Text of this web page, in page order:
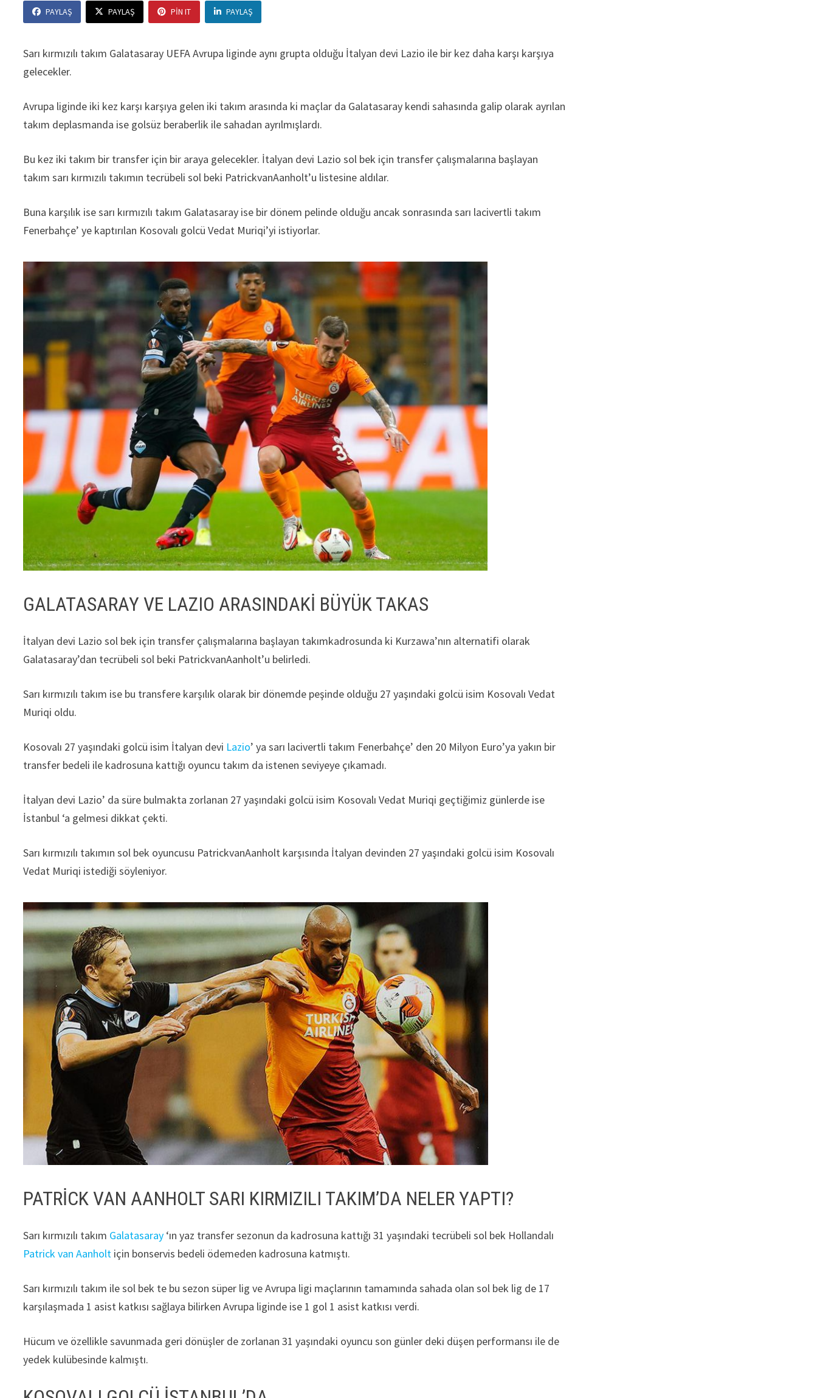
PAYLAŞ PAYLAŞ PIN IT PAYLAŞ
Sarı kırmızılı takım Galatasaray UEFA Avrupa liginde aynı grupta olduğu İtalyan devi Lazio ile bir kez daha karşı karşıya
gelecekler.
Avrupa liginde iki kez karşı karşıya gelen iki takım arasında ki maçlar da Galatasaray kendi sahasında galip olarak ayrılan
takım deplasmanda ise golsüz beraberlik ile sahadan ayrılmışlardı.
Bu kez iki takım bir transfer için bir araya gelecekler. İtalyan devi Lazio sol bek için transfer çalışmalarına başlayan
takım sarı kırmızılı takımın tecrübeli sol beki PatrickvanAanholt’u listesine aldılar.
Buna karşılık ise sarı kırmızılı takım Galatasaray ise bir dönem pelinde olduğu ancak sonrasında sarı lacivertli takım
Fenerbahçe’ ye kaptırılan Kosovalı golcü Vedat Muriqi’yi istiyorlar.
GALATASARAY VE LAZIO ARASINDAKİ BÜYÜK TAKAS
İtalyan devi Lazio sol bek için transfer çalışmalarına başlayan takımkadrosunda ki Kurzawa’nın alternatifi olarak
Galatasaray’dan tecrübeli sol beki PatrickvanAanholt’u belirledi.
Sarı kırmızılı takım ise bu transfere karşılık olarak bir dönemde peşinde olduğu 27 yaşındaki golcü isim Kosovalı Vedat
Muriqi oldu.
Kosovalı 27 yaşındaki golcü isim İtalyan devi Lazio’ ya sarı lacivertli takım Fenerbahçe’ den 20 Milyon Euro’ya yakın bir
transfer bedeli ile kadrosuna kattığı oyuncu takım da istenen seviyeye çıkamadı.
İtalyan devi Lazio’ da süre bulmakta zorlanan 27 yaşındaki golcü isim Kosovalı Vedat Muriqi geçtiğimiz günlerde ise
İstanbul ‘a gelmesi dikkat çekti.
Sarı kırmızılı takımın sol bek oyuncusu PatrickvanAanholt karşısında İtalyan devinden 27 yaşındaki golcü isim Kosovalı
Vedat Muriqi istediği söyleniyor.
PATRİCK VAN AANHOLT SARI KIRMIZILI TAKIM’DA NELER YAPTI?
Sarı kırmızılı takım Galatasaray ‘ın yaz transfer sezonun da kadrosuna kattığı 31 yaşındaki tecrübeli sol bek Hollandalı
Patrick van Aanholt için bonservis bedeli ödemeden kadrosuna katmıştı.
Sarı kırmızılı takım ile sol bek te bu sezon süper lig ve Avrupa ligi maçlarının tamamında sahada olan sol bek lig de 17
karşılaşmada 1 asist katkısı sağlaya bilirken Avrupa liginde ise 1 gol 1 asist katkısı verdi.
Hücum ve özellikle savunmada geri dönüşler de zorlanan 31 yaşındaki oyuncu son günler deki düşen performansı ile de
yedek kulübesinde kalmıştı.